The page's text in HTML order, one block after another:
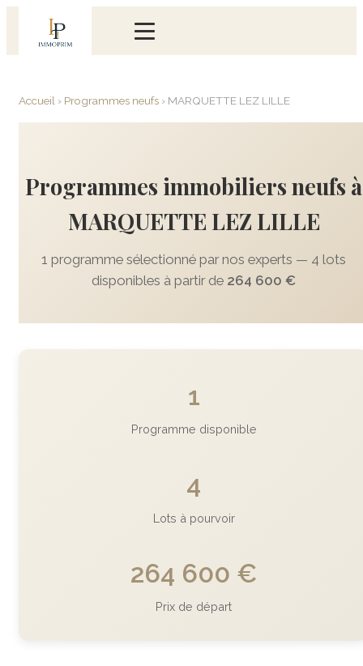
Accueil › Programmes neufs › MARQUETTE LEZ LILLE
Programmes immobiliers neufs à
MARQUETTE LEZ LILLE
1 programme sélectionné par nos experts — 4 lots
disponibles à partir de 264 600 €
1
Programme disponible
4
Lots à pourvoir
264 600 €
Prix de départ